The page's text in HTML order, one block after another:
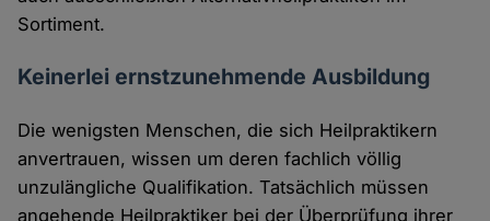
Sortiment.
Keinerlei ernstzunehmende Ausbildung
Die wenigsten Menschen, die sich Heilpraktikern
anvertrauen, wissen um deren fachlich völlig
unzulängliche Qualifikation. Tatsächlich müssen
angehende Heilpraktiker bei der Überprüfung ihrer